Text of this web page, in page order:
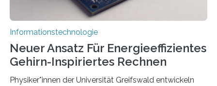
Informationstechnologie
Neuer Ansatz Für Energieeffizientes
Gehirn-Inspiriertes Rechnen
Physiker*innen der Universität Greifswald entwickeln